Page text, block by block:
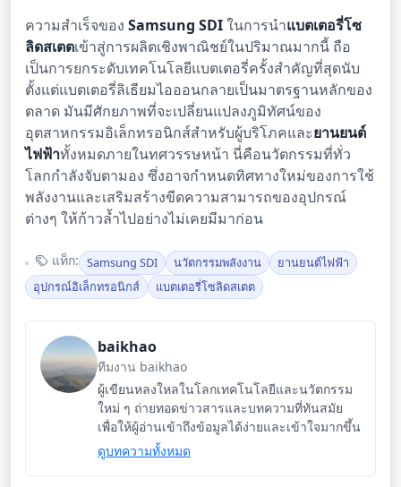
ความสำเร็จของ Samsung SDIในการนำแบตเตอรี่โซ
ลิดสเตตเข้าสู่การผลิตเชิงพาณิชย์ในปริมาณมากนี้ ถือ
เป็นการยกระดับเทคโนโลยีแบตเตอรี่ครั้งสำคัญที่สุดนับ
ตั้งแต่แบตเตอรี่ลิเธียมไอออนกลายเป็นมาตรฐานหลักของ
ตลาด มันมีศักยภาพที่จะเปลี่ยนแปลงภูมิทัศน์ของ
อุตสาหกรรมอิเล็กทรอนิกส์สำหรับผู้บริโภคและยานยนต์
ไฟฟ้าทั้งหมดภายในทศวรรษหน้า นี่คือนวัตกรรมที่ทั่ว
โลกกำลังจับตามอง ซึ่งอาจกำหนดทิศทางใหม่ของการใช้
พลังงานและเสริมสร้างขีดความสามารถของอุปกรณ์
ต่างๆ ให้ก้าวล้ำไปอย่างไม่เคยมีมาก่อน
แท็ก: Samsung SDI นวัตกรรมพลังงาน
ยานยนต์ไฟฟ้า
อุปกรณ์อิเล็กทรอนิกส์
แบตเตอรี่โซลิดสเตต
baikhao
ทีมงาน baikhao
ผู้เขียนหลงใหลในโลกเทคโนโลยีและนวัตกรรม
ใหม่ ๆ ถ่ายทอดข่าวสารและบทความที่ทันสมัย
เพื่อให้ผู้อ่านเข้าถึงข้อมูลได้ง่ายและเข้าใจมากขึ้น
ดูบทความทั้งหมด